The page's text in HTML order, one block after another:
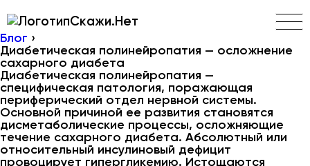
Скажи.Нет
Блог ›
Диабетическая полинейропатия — осложнение
сахарного диабета
Диабетическая полинейропатия —
специфическая патология, поражающая
периферический отдел нервной системы.
Основной причиной ее развития становятся
дисметаболические процессы, осложняющие
течение сахарного диабета. Абсолютный или
относительный инсулиновый дефицит
провоцирует гипергликемию. Истощаются